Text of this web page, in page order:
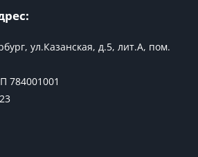
ул.Казанская, д.5, лит.А, пом.
784001001